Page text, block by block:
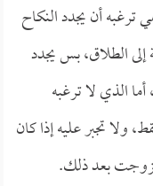
ترغبه أن يجدد النكاح
الطلاق، بس يجدد
الذي لا ترغبه
ولا تجبر عليه إذا كان
بعد ذلك.